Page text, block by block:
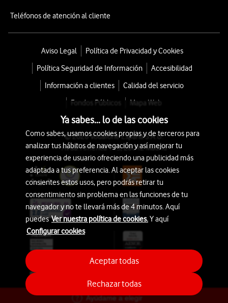
Ayúdame a elegir
Teléfonos de atención al cliente
Aviso Legal
Política de Privacidad y Cookies
Política Seguridad de Información
Accesibilidad
Información a clientes
Calidad del servicio
Fondos Públicos
Mapa Web
© 2026 Vodafone España S.A.U.
Avda. América 115, 28042 Madrid
Ya sabes... lo de las cookies
Como sabes, usamos cookies propias y de terceros para
analizar tus hábitos de navegación y así mejorar tu
experiencia de usuario ofreciendo una publicidad más
adaptada a tus preferencia. Al aceptar las cookies
consientes estos usos, pero podrás retirar tu
consentimiento sin problema en las funciones de tu
navegador y no te llevará más de 4 minutos. Aquí
puedesVer nuestra política de cookies.Y aquí
Configurar cookies
Rechazar todas
Aceptar todas